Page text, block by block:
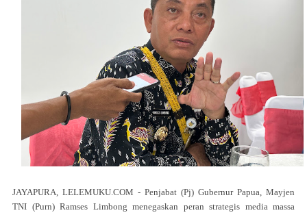
JAYAPURA, LELEMUKU.COM - Penjabat (Pj) Gubernur Papua, Mayjen
TNI (Purn) Ramses Limbong menegaskan peran strategis media massa